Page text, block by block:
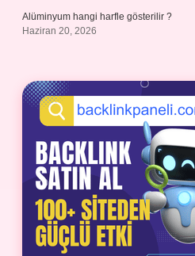
Alüminyum hangi harfle gösterilir ?
Haziran 20, 2026